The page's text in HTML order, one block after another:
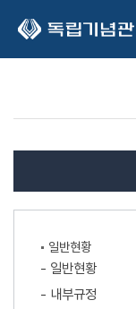
일반현황
일반현황
내부규정